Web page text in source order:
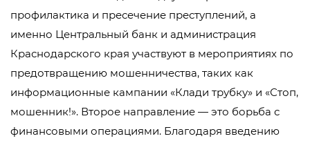
профилактика и пресечение преступлений, а
именно Центральный банк и администрация
Краснодарского края участвуют в мероприятиях по
предотвращению мошенничества, таких как
информационные кампании «Клади трубку» и «Стоп,
мошенник!». Второе направление — это борьба с
финансовыми операциями. Благодаря введению